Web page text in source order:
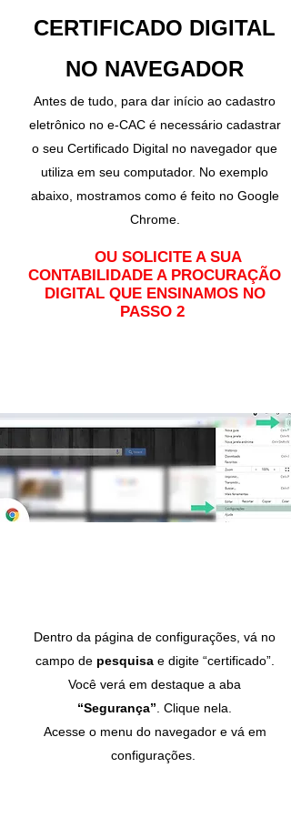
CERTIFICADO DIGITAL
NO NAVEGADOR
Antes de tudo, para dar início ao cadastro
eletrônico no e-CAC é necessário cadastrar
o seu Certificado Digital no navegador que
utiliza em seu computador. No exemplo
abaixo, mostramos como é feito no Google
Chrome.
OU SOLICITE A SUA
CONTABILIDADE A PROCURAÇÃO
DIGITAL QUE ENSINAMOS NO
PASSO 2
Dentro da página de configurações, vá no
campo depesquisae digite “certificado”.
Você verá em destaque a aba
“Segurança” . Clique nela.
Acesse o menu do navegador e vá em
configurações.